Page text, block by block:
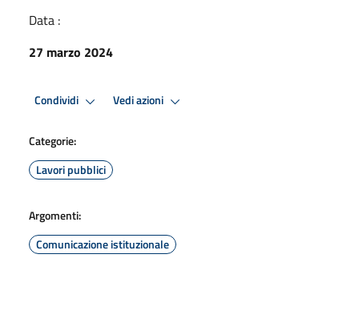
Data :
27 marzo 2024
Condividi Vedi azioni
Categorie:
Lavori pubblici
Argomenti:
Comunicazione istituzionale